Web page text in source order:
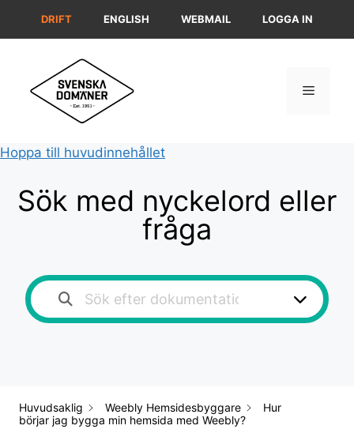
DRIFT ENGLISH WEBMAIL LOGGA IN
Meny
Hoppa till huvudinnehållet
Sök med nyckelord eller
fråga
Huvudsaklig Weebly Hemsidesbyggare
Hur
börjar jag bygga min hemsida med Weebly?